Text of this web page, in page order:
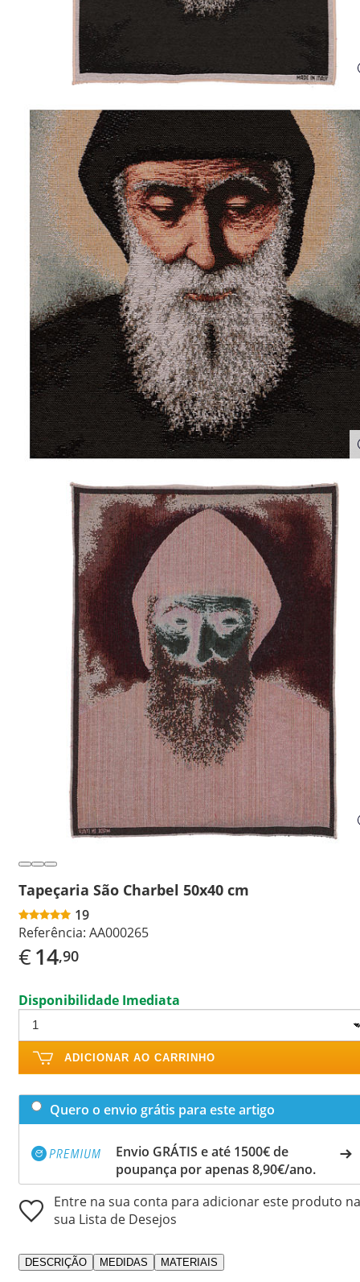
Tapeçaria São Charbel 50x40 cm
19
Referência: AA000265
€14,90
Disponibilidade Imediata
ADICIONAR AO CARRINHO
Quero o envio grátis para este artigo
Envio GRÁTIS e até 1500€ de
poupança por apenas 8,90€/ano.
Entre na sua conta para adicionar este produto na
sua Lista de Desejos
DESCRIÇÃO MEDIDAS MATERIAIS